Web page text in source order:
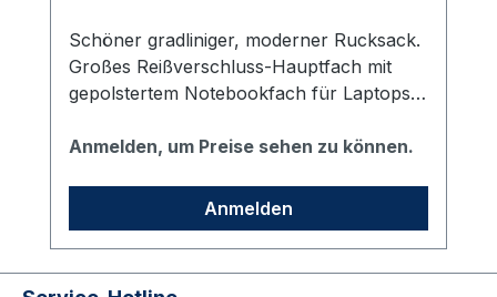
Schöner gradliniger, moderner Rucksack.
Großes Reißverschluss-Hauptfach mit
gepolstertem Notebookfach für Laptops
Obermaterial hergestellt und hat wertige
Boden. Der Rücken ist aufwändig
gepolstert und mit einem versteckten
Reißverschlussfach für wichtige Dinge wie
Schlüssel, Handy oder kleine Geldbörse.
Anmelden, um Preise sehen zu können.
Anmelden